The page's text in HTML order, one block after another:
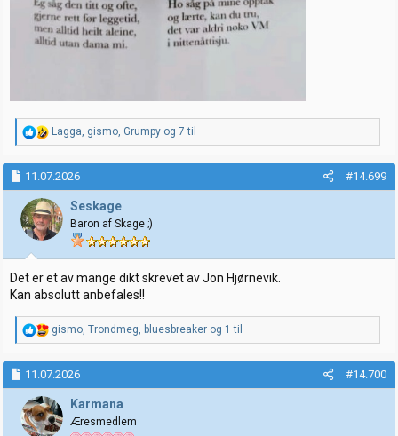
R
e
a
k
s
j
o
n
r
:
Lagga, gismo, Grumpy og 7 til
11.07.2026 #14.699
Seskage
Baron af Skage ;)
Det er et av mange dikt skrevet av Jon Hjørnevik.
Kan absolutt anbefales!!
R
e
a
k
s
j
o
n
gismo, Trondmeg, bluesbreaker og 1 til
11.07.2026 #14.700
Karmana
Æresmedlem